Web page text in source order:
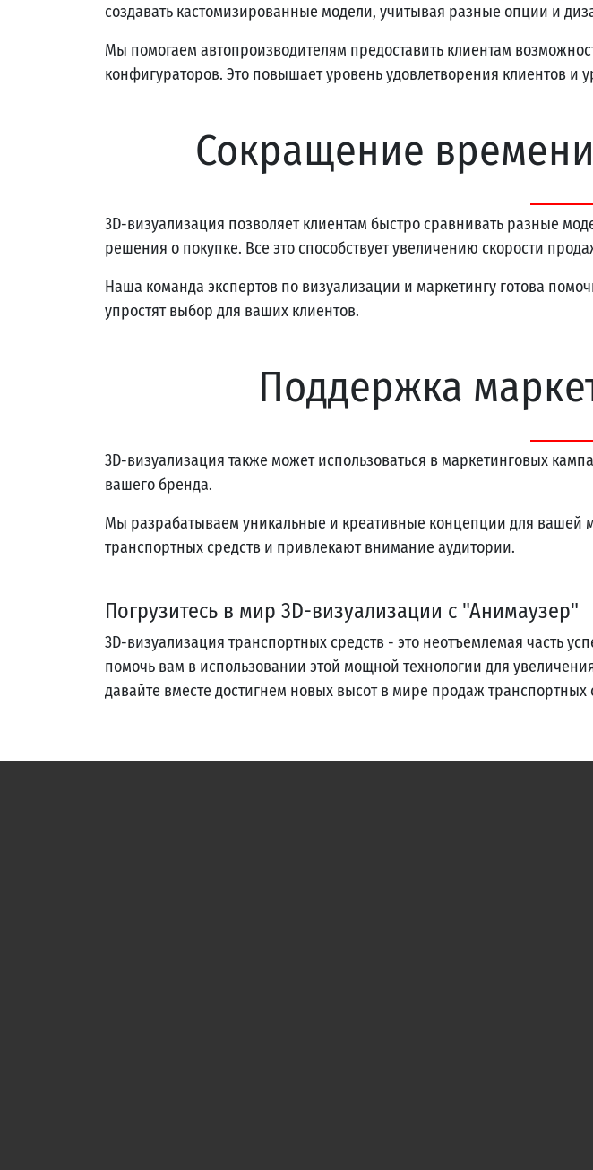
создавать кастомизированные модели, учитывая разные опции и
Мы помогаем автопроизводителям предоставить клиентам
конфигураторов. Это повышает уровень удовлетворения клиентов и
Сокращение
3D-визуализация позволяет клиентам быстро сравнивать разные
решения о покупке. Все это способствует увеличению скорости
Наша команда экспертов по визуализации и маркетингу готова
упростят выбор для ваших клиентов.
Поддержка
3D-визуализация также может использоваться в маркетинговых
вашего бренда.
Мы разрабатываем уникальные и креативные концепции для
транспортных средств и привлекают внимание аудитории.
Погрузитесь в мир 3D-визуализации с "Анимаузер"
3D-визуализация транспортных средств - это неотъемлемая часть
помочь вам в использовании этой мощной технологии для
давайте вместе достигнем новых высот в мире продаж транспортных